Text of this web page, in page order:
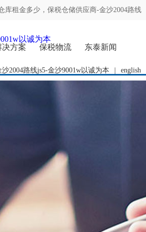
库租金多少，保税仓储供应商-金沙2004路线
沙2004路线js5-金沙9001w以诚为本 english
以诚为本
决方案
保税物流 东泰新闻